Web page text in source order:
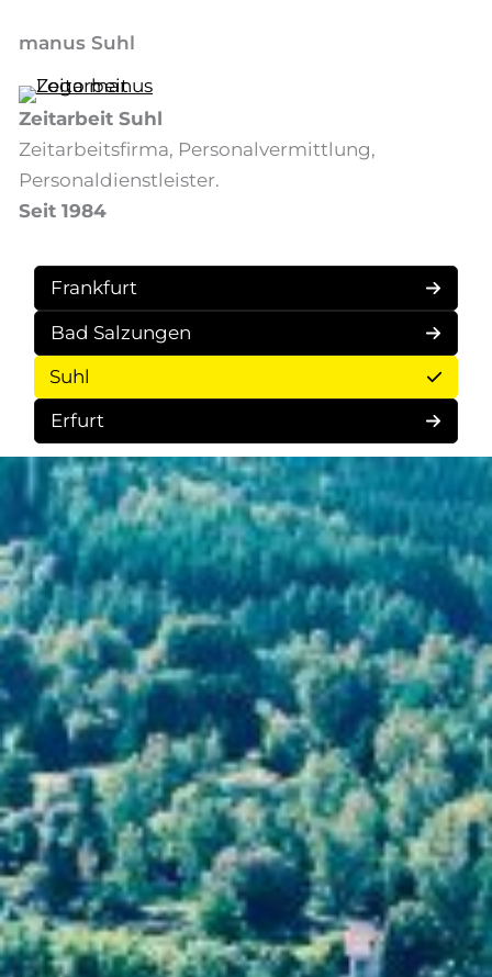
Inhalt
springen
manus Suhl
Zeitarbeit Suhl
Zeitarbeitsfirma, Personalvermittlung,
Personaldienstleister.
Seit 1984
Frankfurt
Bad Salzungen
Suhl
Erfurt